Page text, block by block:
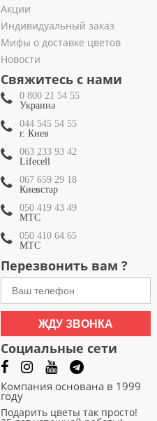
Акции
Индивидуальный заказ
Мифы о доставке цветов
Новости
Свяжитесь с нами
0 800 21 54 55
Украина
044 545 54 55
г. Киев
063 233 93 42
Lifecell
067 659 29 18
Киевстар
050 419 43 49
МТС
050 410 64 65
МТС
Перезвонить вам ?
ЖДУ ЗВОНКА
Социальные сети
Компания основана в 1999
году
Подарить цветы так просто!